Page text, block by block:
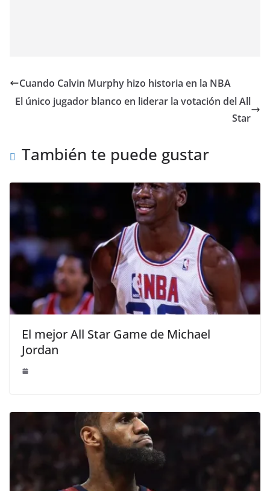
Cuando Calvin Murphy hizo historia en la NBA
El único jugador blanco en liderar la votación del All
Star
También te puede gustar
El mejor All Star Game de Michael
Jordan